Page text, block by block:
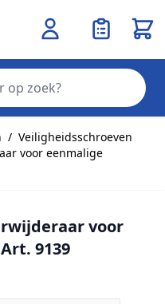
/ Veiligheidsschroeven
voor eenmalige
voor
9139